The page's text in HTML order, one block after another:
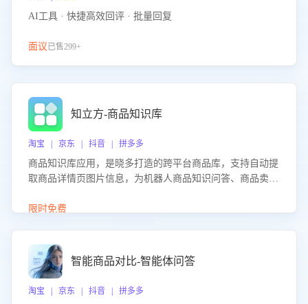
AI工具 · 快捷高效回评 · 批量回复
面议已售299+
知立方-商品知识库
淘宝 | 京东 | 抖音 | 拼多多
商品知识库应用，是晓多打造的跨平台商品库，支持自动提
取商品详情页图片信息，为机器人商品知识问答、商品卖点
限时免费
智能商品对比-智能体问答
淘宝 | 京东 | 抖音 | 拼多多